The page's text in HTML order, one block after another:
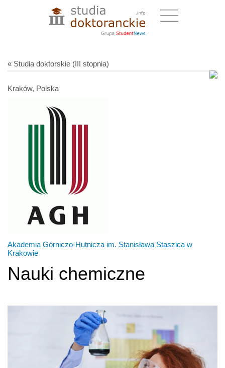
« Studia doktorskie (III stopnia)
Kraków, Polska
Akademia Górniczo-Hutnicza im. Stanisława Staszica w
Krakowie
Nauki chemiczne